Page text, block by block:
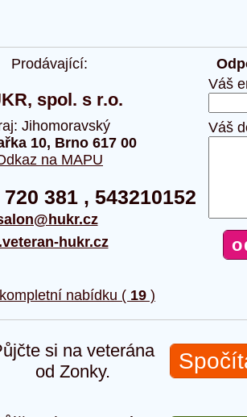
Prodávající:
spol. s r.o.
Jihomoravský
10, Brno 617 00
na MAPU
720 381 , 543210152
hukr.cz
nabídku ( 19 )
Váš
Váš
si na veterána
od Zonky.